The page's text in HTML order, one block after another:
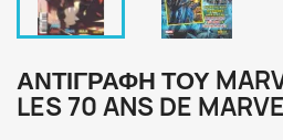
ΑΝΤΙΓΡΑΦΉ ΤΟΥ
LES 70 ANS DE